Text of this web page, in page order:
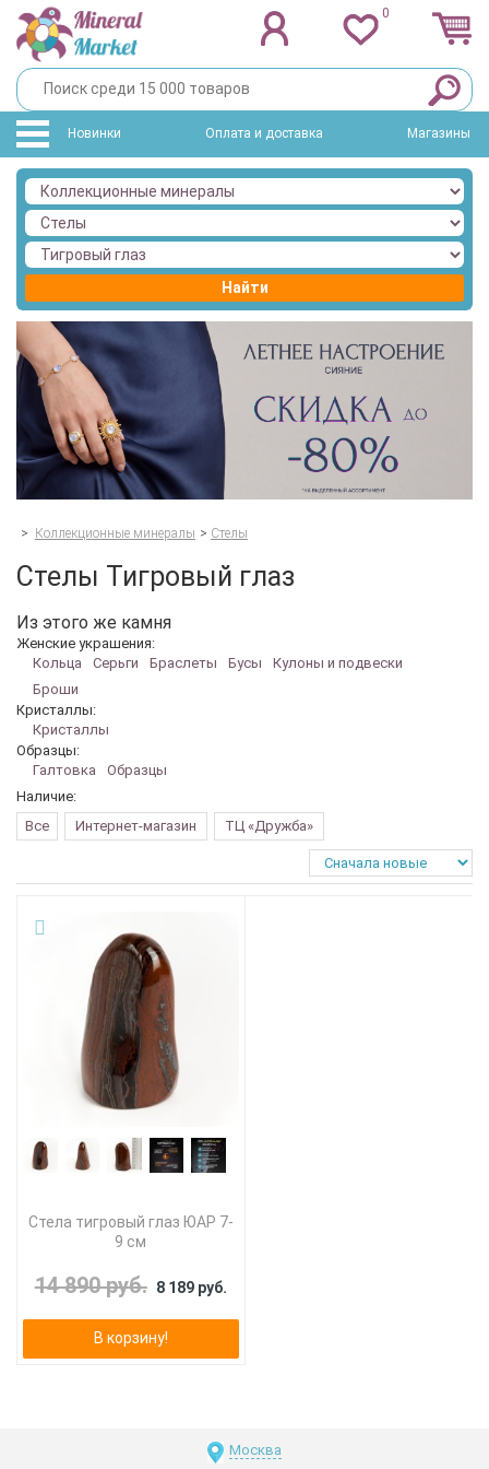
0
Новинки Оплата и доставка Магазины
Найти
> Коллекционные минералы > Стелы
Стелы Тигровый глаз
Из этого же камня
Женские украшения:
Кольца
Серьги Браслеты Бусы
Кулоны и подвески
Броши
Кристаллы:
Кристаллы
Образцы:
Галтовка
Образцы
Наличие:
Все
Интернет-магазин ТЦ «Дружба»
Стела тигровый глаз ЮАР 7-
9 см
14 890 руб. 8 189 руб.
В корзину!
Москва